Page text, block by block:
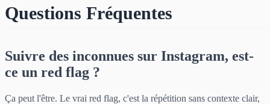
Questions Fréquentes
Suivre des inconnues sur Instagram, est-
ce un red flag ?
Ça peut l'être. Le vrai red flag, c'est la répétition sans contexte clair,